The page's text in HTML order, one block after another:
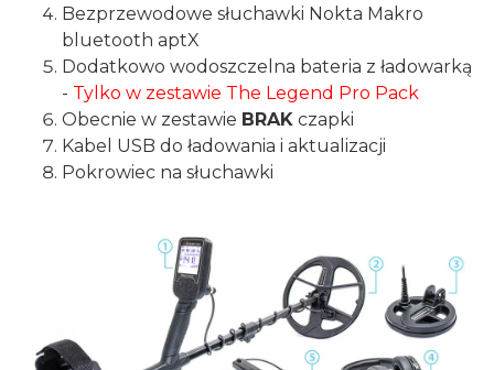
Bezprzewodowe słuchawki Nokta Makro
bluetooth aptX
Dodatkowo wodoszczelna bateria z ładowarką
- Tylko w zestawie The Legend Pro Pack
Obecnie w zestawie BRAK czapki
Kabel USB do ładowania i aktualizacji
Pokrowiec na słuchawki